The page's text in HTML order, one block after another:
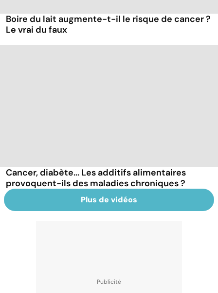
Boire du lait augmente-t-il le risque de cancer ?
Le vrai du faux
Cancer, diabète... Les additifs alimentaires
provoquent-ils des maladies chroniques ?
Plus de vidéos